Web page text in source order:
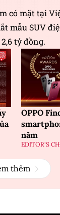
có mặt tại
mẫu SUV
tỷ đồng.
OPPO
năm
EDITOR'S
thêm